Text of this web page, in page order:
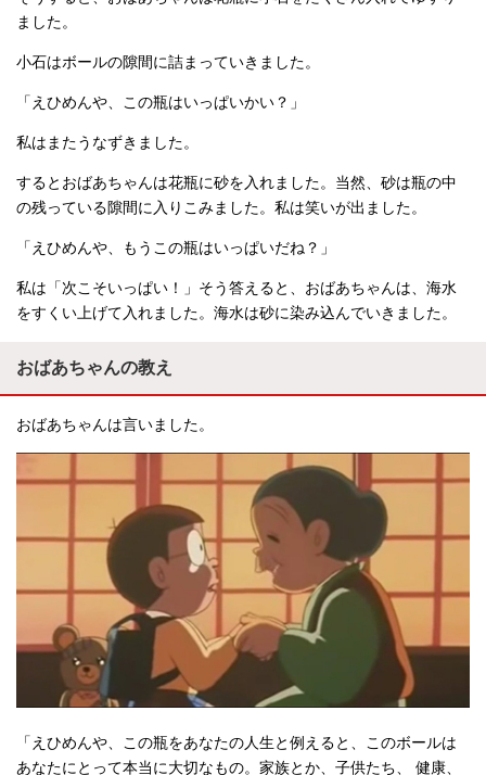
ました。
小石はボールの隙間に詰まっていきました。
「えひめんや、この瓶はいっぱいかい？」
私はまたうなずきました。
するとおばあちゃんは花瓶に砂を入れました。当然、砂は瓶の中
の残っている隙間に入りこみました。私は笑いが出ました。
「えひめんや、もうこの瓶はいっぱいだね？」
私は「次こそいっぱい！」そう答えると、おばあちゃんは、海水
をすくい上げて入れました。海水は砂に染み込んでいきました。
おばあちゃんの教え
おばあちゃんは言いました。
「えひめんや、この瓶をあなたの人生と例えると、このボールは
あなたにとって本当に大切なもの。家族とか、子供たち、 健康、